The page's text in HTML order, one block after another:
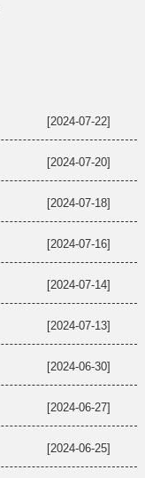
[2024-07-22]
[2024-07-20]
[2024-07-18]
[2024-07-16]
[2024-07-14]
[2024-07-13]
[2024-06-30]
[2024-06-27]
[2024-06-25]